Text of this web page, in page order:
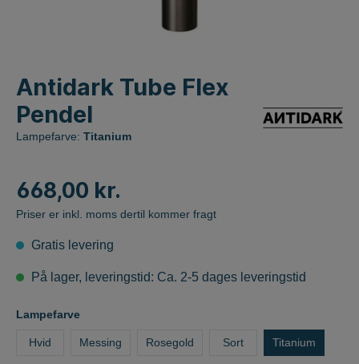
Antidark Tube Flex
Pendel
Lampefarve: Titanium
668,00 kr.
Priser er inkl. moms dertil kommer fragt
Gratis levering
På lager, leveringstid: Ca. 2-5 dages leveringstid
Lampefarve
Hvid Messing Rosegold Sort Titanium